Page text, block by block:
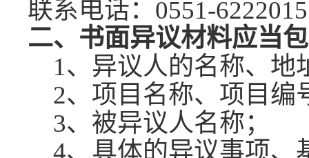
联系电话：0551-
二、书面异议材料应当
1、异议人的名称、地
2、项目名称、项目编
3、被异议人名称；
4、具体的异议事项、